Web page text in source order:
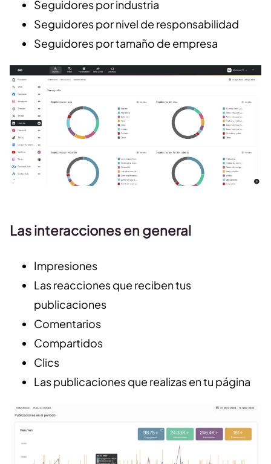
Seguidores por industria
Seguidores por nivel de responsabilidad
Seguidores por tamaño de empresa
Las interacciones en general
Impresiones
Las reacciones que reciben tus
publicaciones
Comentarios
Compartidos
Clics
Las publicaciones que realizas en tu página